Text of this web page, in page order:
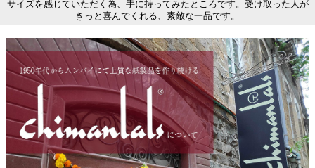
サイズを感じていただく為、手に持ってみたところです。受け取った人が
きっと喜んでくれる、素敵な一品です。